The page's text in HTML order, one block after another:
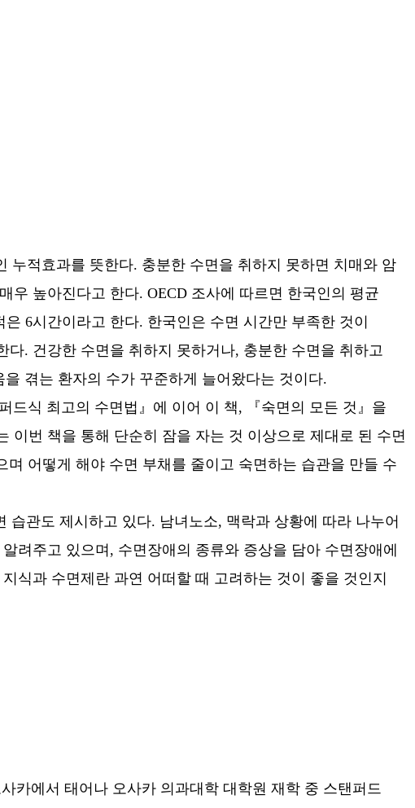
누적효과를 뜻한다. 충분한 수면을 취하지 못하면 치매와 암
우 높아진다고 한다. OECD 조사에 따르면 한국인의 평균
6시간이라고 한다. 한국인은 수면 시간만 부족한 것이
. 건강한 수면을 취하지 못하거나, 충분한 수면을 취하고
겪는 환자의 수가 꾸준하게 늘어왔다는 것이다.
드식 최고의 수면법』에 이어 이 책, 『숙면의 모든 것』을
이번 책을 통해 단순히 잠을 자는 것 이상으로 제대로 된 수면
어떻게 해야 수면 부채를 줄이고 숙면하는 습관을 만들 수
관도 제시하고 있다. 남녀노소, 맥락과 상황에 따라 나누어
려주고 있으며, 수면장애의 종류와 증상을 담아 수면장애에
식과 수면제란 과연 어떠할 때 고려하는 것이 좋을 것인지
카에서 태어나 오사카 의과대학 대학원 재학 중 스탠퍼드